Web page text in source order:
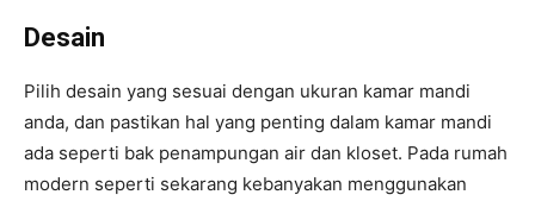
Desain
Pilih desain yang sesuai dengan ukuran kamar mandi
anda, dan pastikan hal yang penting dalam kamar mandi
ada seperti bak penampungan air dan kloset. Pada rumah
modern seperti sekarang kebanyakan menggunakan